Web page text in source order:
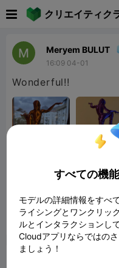
クリエイティク
Meryem BULUT
16:09 04-01
Wonderful!!
Dre Parker
 報告
すべての機
モデルの詳細情報をすべ
ライシングとワンクリッ
ルとインタラクションし
Cloudアプリならではの
ましょう！